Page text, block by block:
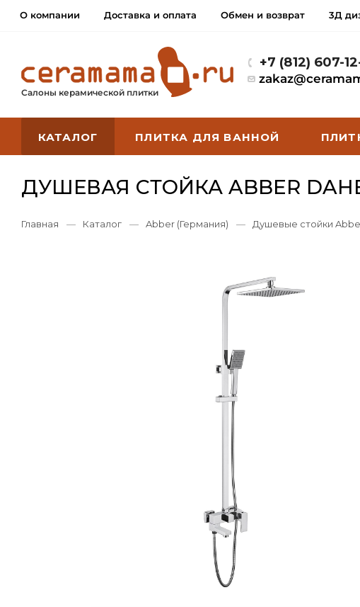
О компании Доставка и оплата Обмен и возврат 3Д
Салоны керамической плитки
+7 (812) 607-
КАТАЛОГ ПЛИТКА ДЛЯ ВАННОЙ
ДУШЕВАЯ СТОЙКА ABBER
Главная — Каталог — Abber (Германия) — Душевые стойки